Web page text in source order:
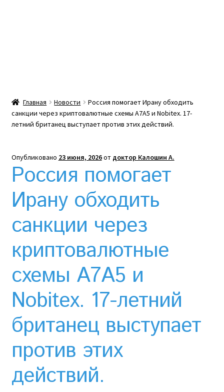
Компания
Корзина
Мой аккаунт
Необычный союз NAnews и Nikk.Agency
Отзывы про Клексан
Оформление заказа
Политика конфиденциальности
Почему интернет-аптеки онлайн плохо приживаются
Рекомендации
Главная Новости
Россия помогает Ирану обходить
санкции через криптовалютные схемы A7A5 и Nobitex. 17-
летний британец выступает против этих действий.
Опубликовано 23 июня, 2026от доктор Калошин А.
Россия помогает
Ирану обходить
санкции через
криптовалютные
схемы A7A5 и
Nobitex. 17-летний
британец выступает
против этих
действий.